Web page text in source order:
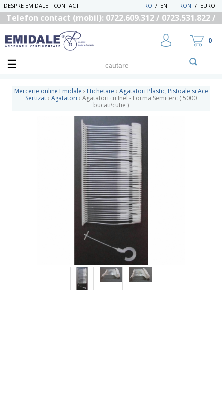
DESPRE EMIDALE CONTACT RON / EURO
EN
/
RO
Telefon contact (mobil): 0722.609.312 / 0723.531.822 /
UTILIZATOR NOU
RECUPEREAZA PAROLA
0
Mercerie online Emidale › Etichetare › Agatatori Plastic, Pistoale si Ace
Sertizat› Agatatori › Agatatori cu Inel - Forma Semicerc ( 5000
bucati/cutie )